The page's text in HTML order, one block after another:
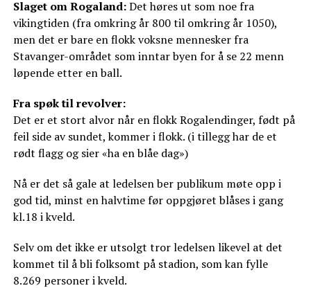
Slaget om Rogaland:Det høres ut som noe fra
vikingtiden (fra omkring år 800 til omkring år 1050),
men det er bare en flokk voksne mennesker fra
Stavanger-området som inntar byen for å se 22 menn
løpende etter en ball.
Fra spøk til revolver:
Det er et stort alvor når en flokk Rogalendinger, født på
feil side av sundet, kommer i flokk. (i tillegg har de et
rødt flagg og sier «ha en blåe dag»)
Nå er det så gale at ledelsen ber publikum møte opp i
god tid, minst en halvtime før oppgjøret blåses i gang
kl.18 i kveld.
Selv om det ikke er utsolgt tror ledelsen likevel at det
kommet til å bli folksomt på stadion, som kan fylle
8.269 personer i kveld.